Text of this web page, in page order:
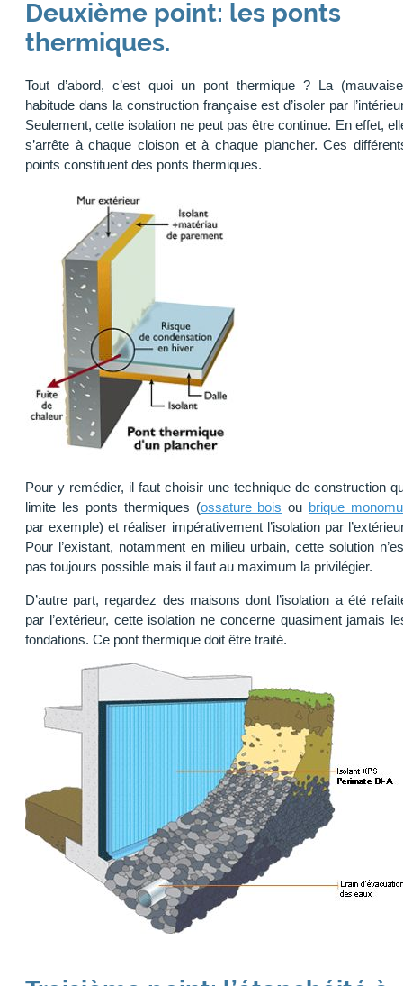
Deuxième point: les ponts
thermiques.
Tout d’abord, c’est quoi un pont thermique ? La
habitude dans la construction française est d’isoler par
Seulement, cette isolation ne peut pas être continue. En effet,
s’arrête à chaque cloison et à chaque plancher. Ces
points constituent des ponts thermiques.
Pour y remédier, il faut choisir une technique de construction
limite les ponts thermiques (ossature bois ou brique
par exemple) et réaliser impérativement l’isolation par
Pour l’existant, notamment en milieu urbain, cette solution
pas toujours possible mais il faut au maximum la privilégier.
D’autre part, regardez des maisons dont l’isolation a été
par l’extérieur, cette isolation ne concerne quasiment jamais
fondations. Ce pont thermique doit être traité.